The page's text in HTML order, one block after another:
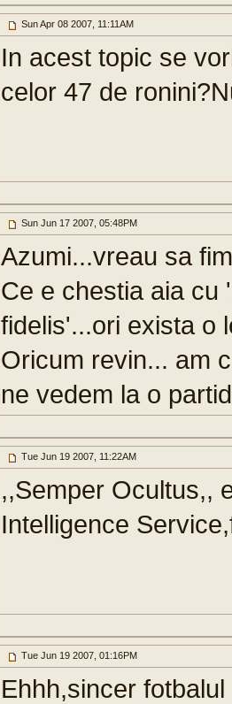
Sun Apr 08 2007, 11:11AM
In acest topic se
celor 47 de
Sun Jun 17 2007, 05:48PM
Azumi...vreau sa
Ce e chestia aia cu
fidelis'...ori exista o
Oricum revin... am
ne vedem la o
Tue Jun 19 2007, 11:22AM
,,Semper Ocultus,,
Intelligence
Tue Jun 19 2007, 01:16PM
Ehhh,sincer